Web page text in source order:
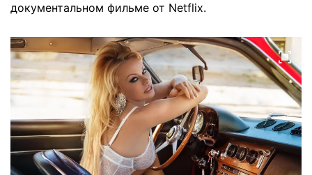
документальном фильме от Netflix.